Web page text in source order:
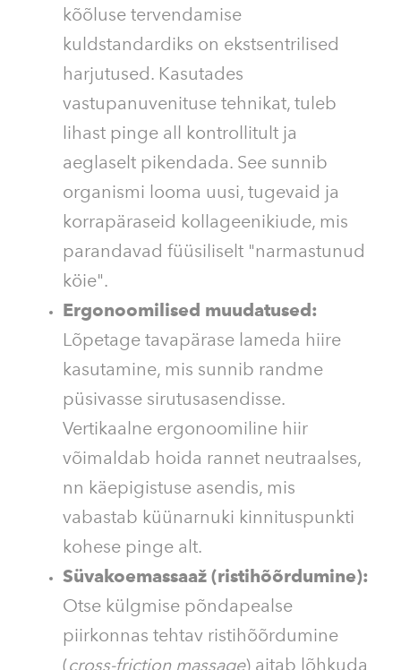
kõõluse tervendamise
kuldstandardiks on ekstsentrilised
harjutused. Kasutades
vastupanuvenituse tehnikat, tuleb
lihast pinge all kontrollitult ja
aeglaselt pikendada. See sunnib
organismi looma uusi, tugevaid ja
korrapäraseid kollageenikiude, mis
parandavad füüsiliselt "narmastunud
köie".
Ergonoomilised muudatused:
Lõpetage tavapärase lameda hiire
kasutamine, mis sunnib randme
püsivasse sirutusasendisse.
Vertikaalne ergonoomiline hiir
võimaldab hoida rannet neutraalses,
nn käepigistuse asendis, mis
vabastab küünarnuki kinnituspunkti
kohese pinge alt.
Süvakoemassaaž (ristihõõrdumine):
Otse külgmise põndapealse
piirkonnas tehtav ristihõõrdumine
(cross-friction massage) aitab lõhkuda